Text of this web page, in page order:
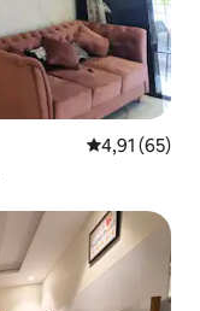
Évaluation
4,91 (65)